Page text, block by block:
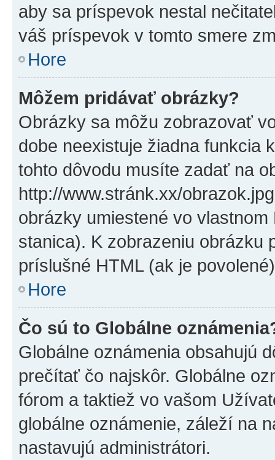
aby sa príspevok nestal
váš príspevok v tomto smere
Hore
Môžem pridávať obrázky?
Obrázky sa môžu zobrazovať
dobe neexistuje žiadna funkcia
tohto dôvodu musíte zadať na
http://www.stránk.xx/
obrázky umiestené vo
stanica). K zobrazeniu obrázku
príslušné HTML (ak je
Hore
Čo sú to Globálne
Globálne oznámenia obsahujú
prečítať čo najskôr. Globálne
fórom a taktiež vo vašom
globálne oznámenie, záleží na
nastavujú administrátori.